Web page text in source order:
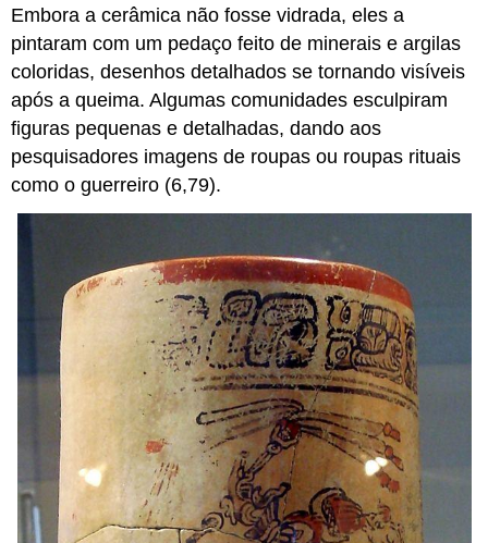
Embora a cerâmica não fosse vidrada, eles a
pintaram com um pedaço feito de minerais e argilas
coloridas, desenhos detalhados se tornando visíveis
após a queima. Algumas comunidades esculpiram
figuras pequenas e detalhadas, dando aos
pesquisadores imagens de roupas ou roupas rituais
como o guerreiro (6,79).